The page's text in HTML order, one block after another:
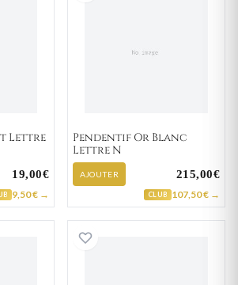
Lettre
19,00€
9,50 € →
Pendentif Or Blanc
Lettre N
AJOUTER 215,00€
CLUB 107,50 € →
Or Lettre N